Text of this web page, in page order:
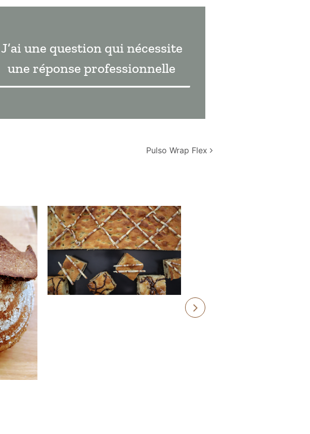
J’ai une question qui nécessite
une réponse professionnelle
Pulso Wrap Flex